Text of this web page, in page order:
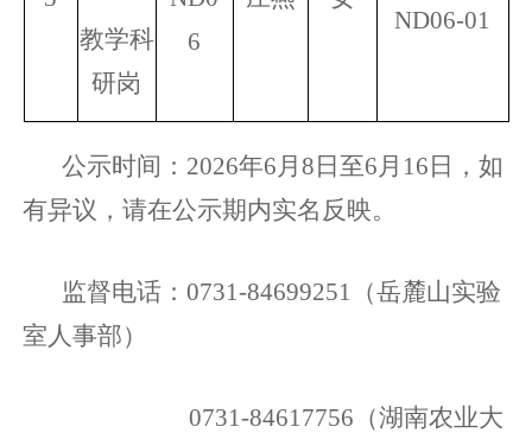
教学科
研岗
6
ND06-01
公示时间： 2026年6月8日至6月16日，如
有异议，请在公示期内实名反映。
监督电话：0731-84699251 （岳麓山实验
室人事部）
0731-84617756（湖南农业大